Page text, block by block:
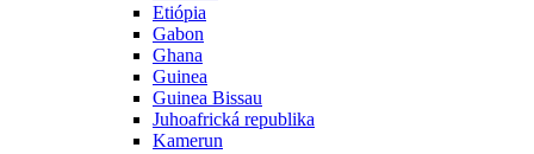
Etiópia
Gabon
Ghana
Guinea
Guinea Bissau
Juhoafrická republika
Kamerun